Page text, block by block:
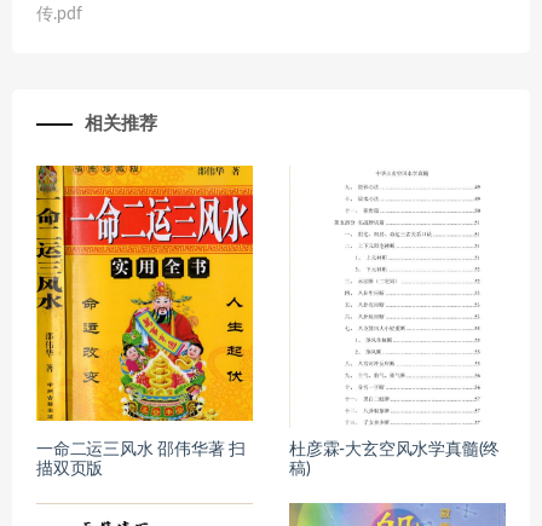
传.pdf
相关推荐
一命二运三风水 邵伟华著 扫
描双页版
杜彦霖-大玄空风水学真髓(终
稿)